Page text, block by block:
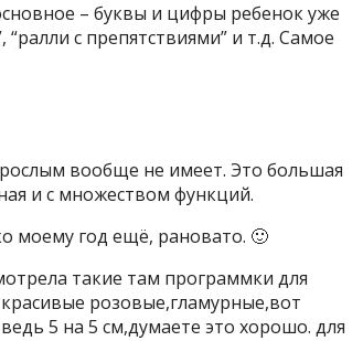
– буквы и цифры ребенок уже
с препятствиями” и т.д. Самое
вообще не имеет. Это большая
и с множеством функций.
моему год ещё, рановато. 🙂
такие там программки для
розовые,гламурные,вот
5 на 5 см,думаете это хорошо. для